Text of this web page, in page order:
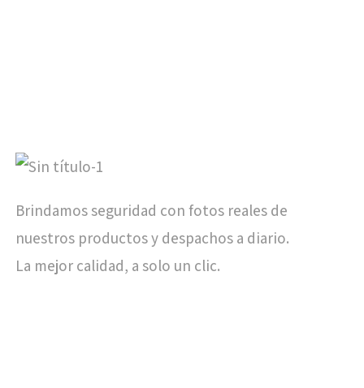
Brindamos seguridad con fotos reales de
nuestros productos y despachos a diario.
La mejor calidad, a solo un clic.